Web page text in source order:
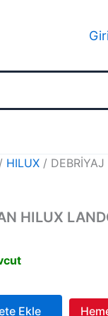
/ HILUX /
HILUX
Ekle